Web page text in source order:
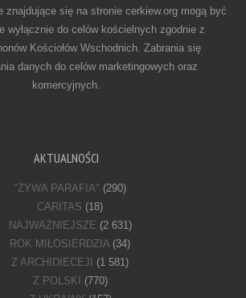
znajdujące się na stronie cerkiew.org mogą być
wyłącznie do celów kościelnych zgodnie z
Kościołów Wschodnich. Zabrania się
danych do celów marketingowych oraz
komercyjnych.
AKTUALNOŚCI
"ŻYWA PARAFIA" (290)
CARITAS (18)
NAJWAŻNIEJSZE (2 631)
ROK MIŁOSIERDZIA(34)
Z ARCHIDIECEJI
(1 581)
Z POLSKI
(770)